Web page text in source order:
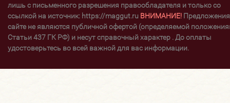
лишь с письменного разрешения правообладателя и только со
ссылкой на источник: https://maggut.ru ВНИМАНИЕ!
сайте не являются публичной офертой (определяемой
Статьи 437 ГК РФ) и несут справочный характер . До оплаты
удостоверьтесь во всей важной для вас информации.